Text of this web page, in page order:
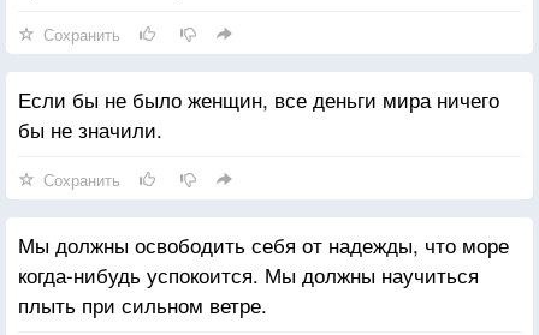
Сохранить
Если бы не было женщин, все деньги мира ничего
бы не значили.
Сохранить
Мы должны освободить себя от надежды, что море
когда-нибудь успокоится. Мы должны научиться
плыть при сильном ветре.